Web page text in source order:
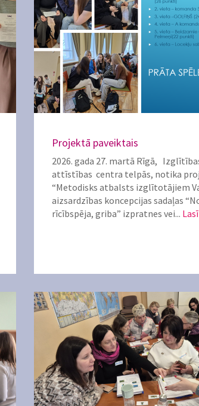
Projektā paveiktais
2026. gada 27. martā Rīgā,
attīstības centra telpās, notika
“Metodisks atbalsts izglītotājiem
aizsardzības koncepcijas sadaļas
rīcībspēja, griba” izpratnes vei...